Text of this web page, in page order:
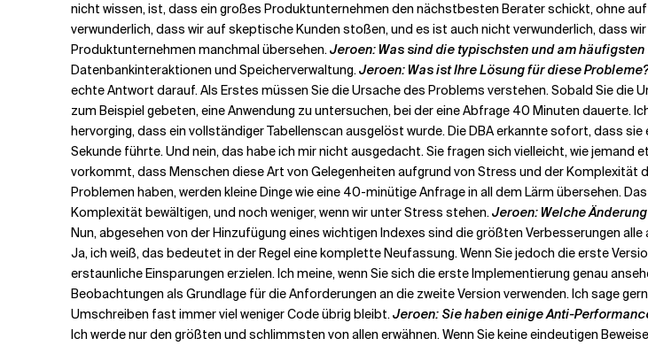
nicht wissen, ist, dass ein großes Produktunternehmen den nächstbesten Berater schickt, ohne
verwunderlich, dass wir auf skeptische Kunden stoßen, und es ist auch nicht verwunderlich, dass
Produktunternehmen manchmal übersehen.Jeroen: Was sind die typischsten und am
Datenbankinteraktionen und Speicherverwaltung.Jeroen: Was ist Ihre Lösung für diese
echte Antwort darauf. Als Erstes müssen Sie die Ursache des Problems verstehen. Sobald Sie die
zum Beispiel gebeten, eine Anwendung zu untersuchen, bei der eine Abfrage 40 Minuten dauerte.
hervorging, dass ein vollständiger Tabellenscan ausgelöst wurde. Die DBA erkannte sofort, dass
Sekunde führte. Und nein, das habe ich mir nicht ausgedacht. Sie fragen sich vielleicht, wie
vorkommt, dass Menschen diese Art von Gelegenheiten aufgrund von Stress und der Komplexität
Problemen haben, werden kleine Dinge wie eine 40-minütige Anfrage in all dem Lärm übersehen.
Komplexität bewältigen, und noch weniger, wenn wir unter Stress stehen.Jeroen: Welche
Nun, abgesehen von der Hinzufügung eines wichtigen Indexes sind die größten Verbesserungen
Ja, ich weiß, das bedeutet in der Regel eine komplette Neufassung. Wenn Sie jedoch die erste
erstaunliche Einsparungen erzielen. Ich meine, wenn Sie sich die erste Implementierung genau
Beobachtungen als Grundlage für die Anforderungen an die zweite Version verwenden. Ich sage
Umschreiben fast immer viel weniger Code übrig bleibt.Jeroen: Sie haben einige Anti-
Ich werde nur den größten und schlimmsten von allen erwähnen. Wenn Sie keine eindeutigen